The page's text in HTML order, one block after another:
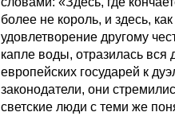
более не король, и здесь,
удовлетворение другому
капле воды, отразилась
европейских государей к
законодатели, они
светские люди с теми же